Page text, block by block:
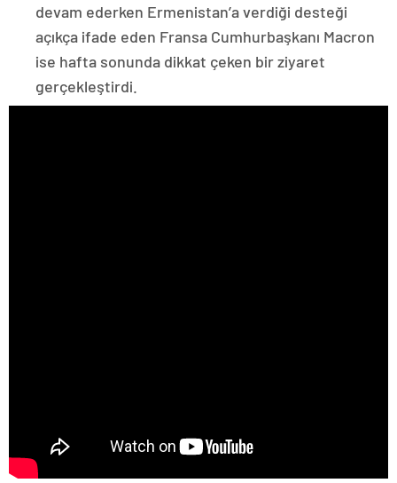
devam ederken Ermenistan’a verdiği desteği
açıkça ifade eden Fransa Cumhurbaşkanı Macron
ise hafta sonunda dikkat çeken bir ziyaret
gerçekleştirdi.